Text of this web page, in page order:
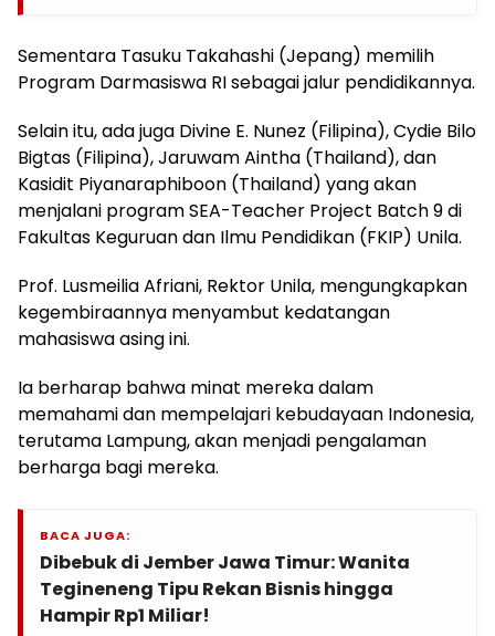
Sementara Tasuku Takahashi (Jepang) memilih
Program Darmasiswa RI sebagai jalur pendidikannya.
Selain itu, ada juga Divine E. Nunez (Filipina), Cydie Bilo
Bigtas (Filipina), Jaruwam Aintha (Thailand), dan
Kasidit Piyanaraphiboon (Thailand) yang akan
menjalani program SEA-Teacher Project Batch 9 di
Fakultas Keguruan dan Ilmu Pendidikan (FKIP) Unila.
Prof. Lusmeilia Afriani, Rektor Unila, mengungkapkan
kegembiraannya menyambut kedatangan
mahasiswa asing ini.
Ia berharap bahwa minat mereka dalam
memahami dan mempelajari kebudayaan Indonesia,
terutama Lampung, akan menjadi pengalaman
berharga bagi mereka.
BACA JUGA:
Dibebuk di Jember Jawa Timur: Wanita
Tegineneng Tipu Rekan Bisnis hingga
Hampir Rp1 Miliar!